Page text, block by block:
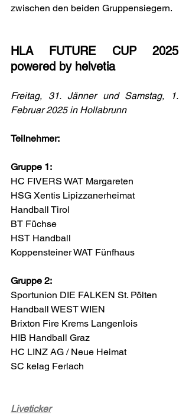
zwischen den beiden Gruppensiegern.
HLA FUTURE CUP 2025
powered by helvetia
Freitag, 31. Jänner und Samstag, 1.
Februar 2025 in Hollabrunn
Teilnehmer:
Gruppe 1:
HC FIVERS WAT Margareten
HSG Xentis Lipizzanerheimat
Handball Tirol
BT Füchse
HST Handball
Koppensteiner WAT Fünfhaus
Gruppe 2:
Sportunion DIE FALKEN St. Pölten
Handball WEST WIEN
Brixton Fire Krems Langenlois
HIB Handball Graz
HC LINZ AG / Neue Heimat
SC kelag Ferlach
Liveticker